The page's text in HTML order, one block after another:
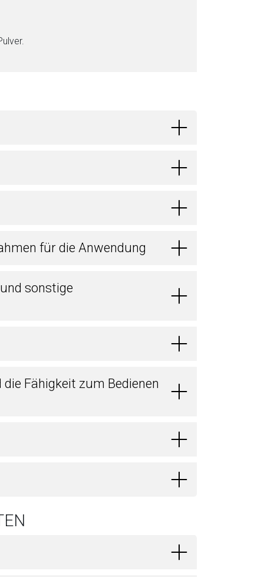
für die Anwendung
sonstige
Fähigkeit zum Bedienen